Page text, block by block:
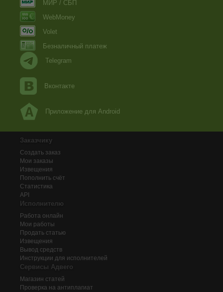
МИР / СБП
WebMoney
Volet
Безналичный платеж
Telegram
Вконтакте
Приложение для Android
Заказчику
Создать заказ
Мои заказы
Извещения
Пополнить счёт
Статистика
API
Исполнителю
Работа онлайн
Мои работы
Продать статью
Извещения
Вывод средств
Инструкции для исполнителей
Сервисы Адвего
Магазин статей
Проверка на антиплагиат